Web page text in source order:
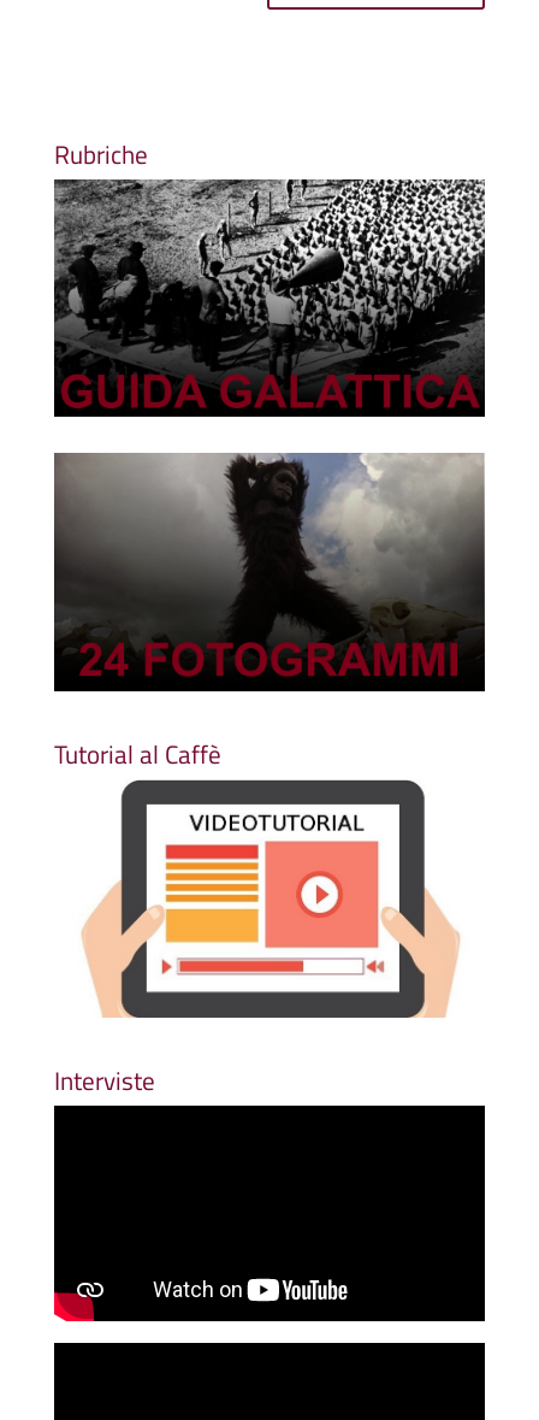
Rubriche
Tutorial al Caffè
Interviste